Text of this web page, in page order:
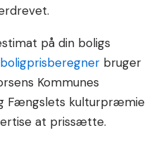
på din boligs
boligprisberegner bruger
Kommunes
Fængslets kulturpræmie
at prissætte.